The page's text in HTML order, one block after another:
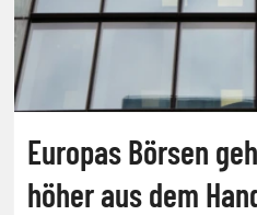
Europas Börsen
höher aus dem